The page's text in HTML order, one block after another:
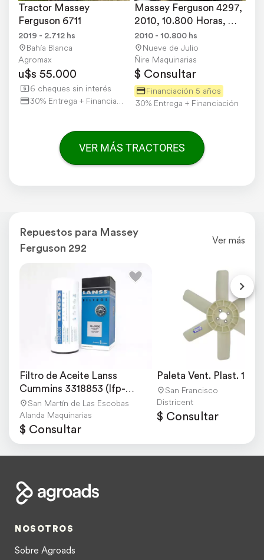
Tractor Massey
Ferguson 6711
2019 - 2.712 hs
Bahía Blanca
Agromax
u$s 55.000
6 cheques sin interés
30% Entrega + Financiación
Massey Ferguson 4297,
2010, 10.800 Horas,
Piloto Automatico
2010 - 10.800 hs
Nueve de Julio
Ñire Maquinarias
$ Consultar
Financiación 5 años
30% Entrega + Financiación
VER MÁS TRACTORES
Repuestos para Massey
Ferguson 292
Ver más
Filtro de Aceite Lanss
Cummins 3318853 (lfp-
3000)
San Martín de Las Escobas
Alanda Maquinarias
$ Consultar
Paleta Vent. Plast. 19
San Francisco
Districent
$ Consultar
NOSOTROS
Sobre Agroads